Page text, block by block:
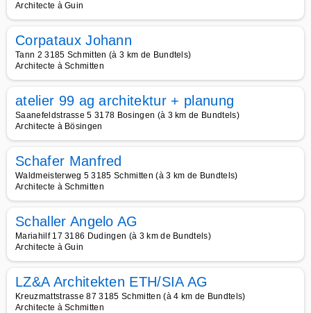
Architecte à Guin
Corpataux Johann
Tann 2 3185 Schmitten (à 3 km de Bundtels)
Architecte à Schmitten
atelier 99 ag architektur + planung
Saanefeldstrasse 5 3178 Bosingen (à 3 km de Bundtels)
Architecte à Bösingen
Schafer Manfred
Waldmeisterweg 5 3185 Schmitten (à 3 km de Bundtels)
Architecte à Schmitten
Schaller Angelo AG
Mariahilf 17 3186 Dudingen (à 3 km de Bundtels)
Architecte à Guin
LZ&A Architekten ETH/SIA AG
Kreuzmattstrasse 87 3185 Schmitten (à 4 km de Bundtels)
Architecte à Schmitten